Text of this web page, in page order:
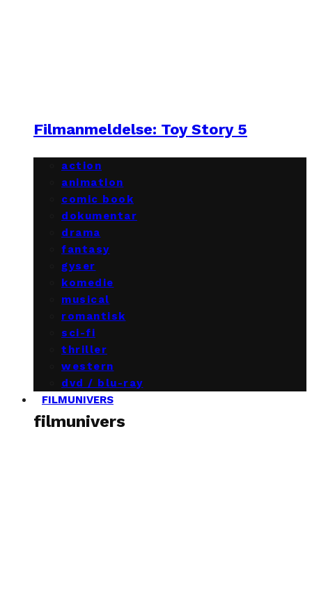
Filmanmeldelse: Toy Story 5
action
animation
comic book
dokumentar
drama
fantasy
gyser
komedie
musical
romantisk
sci-fi
thriller
western
dvd / blu-ray
FILMUNIVERS
filmunivers